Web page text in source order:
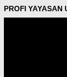
PROFI YAYASAN